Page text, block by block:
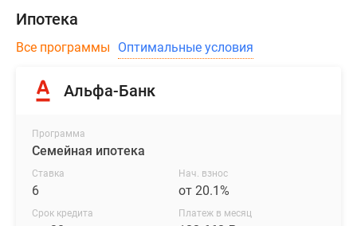
Ипотека
Все программы Оптимальные условия
Альфа-Банк
Программа
Семейная ипотека
Ставка
6
Нач. взнос
от 20.1%
Срок кредита Платеж в месяц